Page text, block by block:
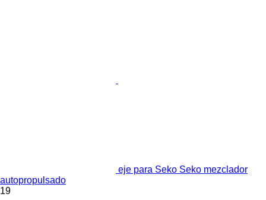
eje para Seko Seko mezclador
autopropulsado
19